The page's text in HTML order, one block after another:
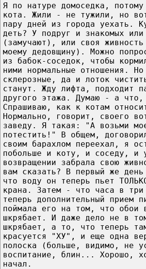
Я по натуре домоседка,
кота. Жили - не тужили, но
пару дней из города уехать.
деть? У подруг и знакомых или
(замучают), или своя живность
моему дедовщину). Можно
из бабок-соседок, чтобы
ними нормальные отношения. Но
склерозные, да и лоток
станут. Жду лифта, подходит
другого этажа. Думаю - а
Спрашиваю, как к котам
Нормально, говорит, своего
заведу. Я такая: "А возьми
потестить!" В общем,
своим барахлом переехал, я
побольше и коту, и соседу, и
возвращении забрала свою
вам сказать? В первый же
что воду он теперь пьет
крана. Затем - что часа в три
теперь дополнительный прием
поймала его на том, что обои
шкрябает. И даже дело не в
шкрябает, а то, что теперь
красуется "ХУ", и еще одна
полоска (больше, видимо, не
воспитание, блин... Хорошо,
начал.